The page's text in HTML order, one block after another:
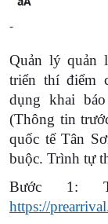
-
Quản lý quản
triển thí điểm
dụng khai
(Thông tin
quốc tế Tân
buộc. Trình tự
Bước 1:
https://